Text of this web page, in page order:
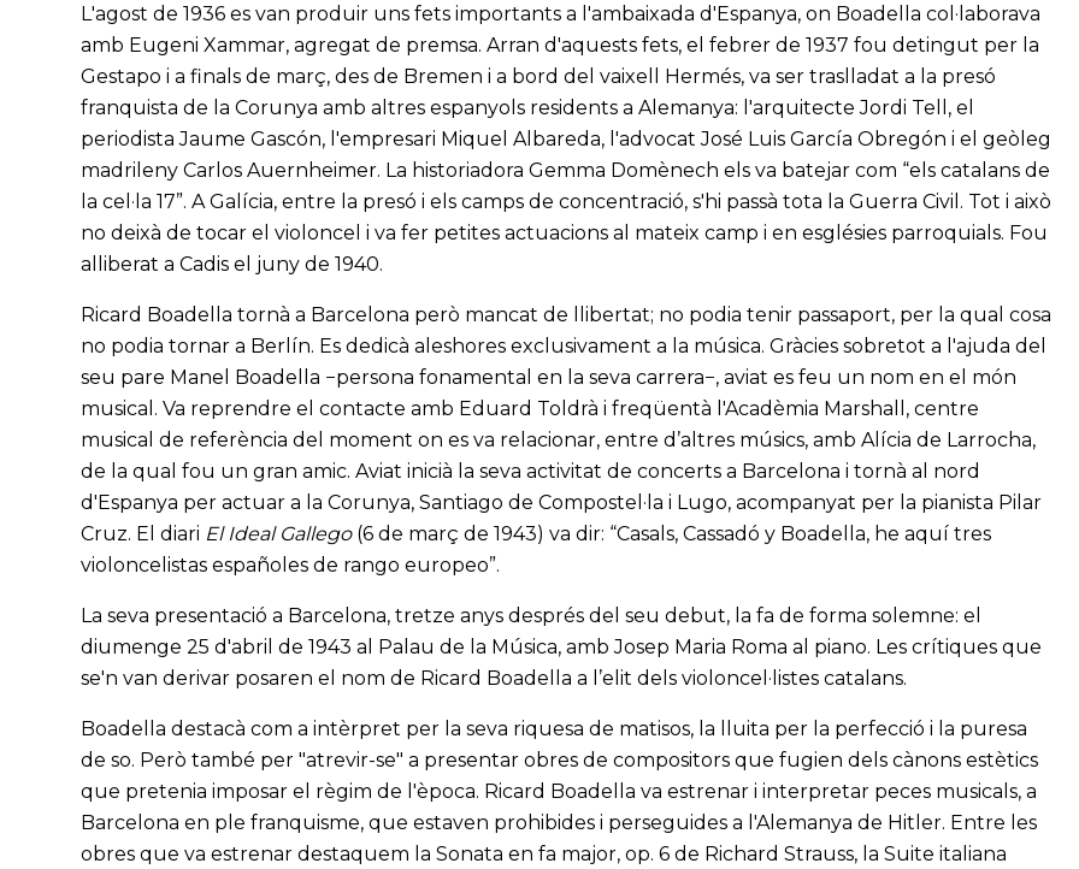
L'agost de 1936 es van produir uns fets importants a l'ambaixada d'Espanya, on Boadella col·laborava
amb Eugeni Xammar, agregat de premsa. Arran d'aquests fets, el febrer de 1937 fou detingut per la
Gestapo i a finals de març, des de Bremen i a bord del vaixell Hermés, va ser traslladat a la presó
franquista de la Corunya amb altres espanyols residents a Alemanya: l'arquitecte Jordi Tell, el
periodista Jaume Gascón, l'empresari Miquel Albareda, l'advocat José Luis García Obregón i el geòleg
madrileny Carlos Auernheimer. La historiadora Gemma Domènech els va batejar com “els catalans de
la cel·la 17”. A Galícia, entre la presó i els camps de concentració, s'hi passà tota la Guerra Civil. Tot i això
no deixà de tocar el violoncel i va fer petites actuacions al mateix camp i en esglésies parroquials. Fou
alliberat a Cadis el juny de 1940.
Ricard Boadella tornà a Barcelona però mancat de llibertat; no podia tenir passaport, per la qual cosa
no podia tornar a Berlín. Es dedicà aleshores exclusivament a la música. Gràcies sobretot a l'ajuda del
seu pare Manel Boadella −persona fonamental en la seva carrera−, aviat es feu un nom en el món
musical. Va reprendre el contacte amb Eduard Toldrà i freqüentà l'Acadèmia Marshall, centre
musical de referència del moment on es va relacionar, entre d’altres músics, amb Alícia de Larrocha,
de la qual fou un gran amic. Aviat inicià la seva activitat de concerts a Barcelona i tornà al nord
d'Espanya per actuar a la Corunya, Santiago de Compostel·la i Lugo, acompanyat per la pianista Pilar
Cruz. El diari El Ideal Gallego(6 de març de 1943) va dir: “Casals, Cassadó y Boadella, he aquí tres
violoncelistas españoles de rango europeo”.
La seva presentació a Barcelona, tretze anys després del seu debut, la fa de forma solemne: el
diumenge 25 d'abril de 1943 al Palau de la Música, amb Josep Maria Roma al piano. Les crítiques que
se'n van derivar posaren el nom de Ricard Boadella a l’elit dels violoncel·listes catalans.
Boadella destacà com a intèrpret per la seva riquesa de matisos, la lluita per la perfecció i la puresa
de so. Però també per "atrevir-se" a presentar obres de compositors que fugien dels cànons estètics
que pretenia imposar el règim de l'època. Ricard Boadella va estrenar i interpretar peces musicals, a
Barcelona en ple franquisme, que estaven prohibides i perseguides a l'Alemanya de Hitler. Entre les
obres que va estrenar destaquem la Sonata en fa major, op. 6 de Richard Strauss, la Suite italiana